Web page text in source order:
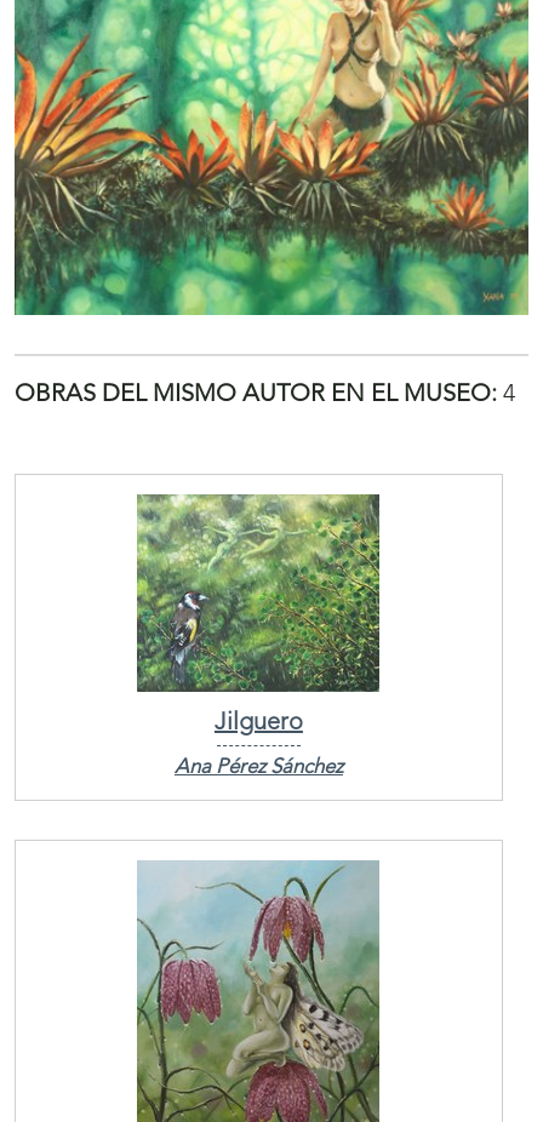
OBRAS DEL MISMO AUTOR EN EL MUSEO: 4
Jilguero
Ana Pérez Sánchez